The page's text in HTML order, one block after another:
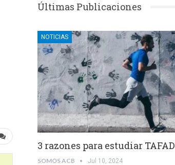
Últimas Publicaciones
NOTICIAS
3 razones para estudiar TAFAD
SOMOS ACB Jul 10, 2024